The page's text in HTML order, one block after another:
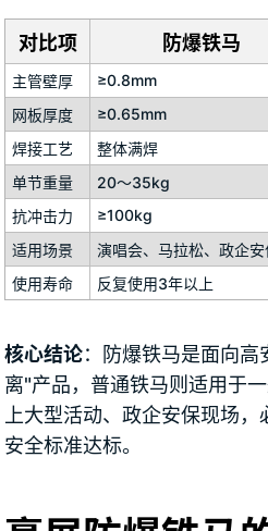
对比项 防爆铁马
主管壁厚 ≥0.8mm
网板厚度
≥0.65mm
焊接工艺
整体满焊
单节重量
20～35kg
抗冲击力
≥100kg
适用场景
演唱会、马拉松、政企安
使用寿命
反复使用3年以上
核心结论：防爆铁马是面向
离"产品，普通铁马则适用于
上大型活动、政企安保现场
安全标准达标。